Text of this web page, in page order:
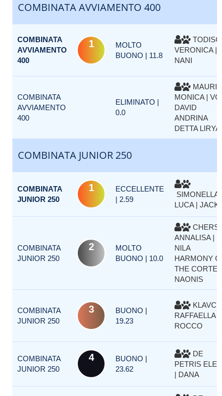
COMBINATA AVVIAMENTO 400
COMBINATA
AVVIAMENTO
400
1
MOLTO
BUONO | 11.8
VERONICA |
NANI
COMBINATA
AVVIAMENTO
400
ELIMINATO |
0.0
MAURI
MONICA |
DAVID
ANDRINA
DETTA LIRYA
COMBINATA JUNIOR 250
COMBINATA
JUNIOR 250
1
ECCELLENTE
| 2.59
SIMONELLA
LUCA | JACK
COMBINATA
JUNIOR 250
2
MOLTO
BUONO | 10.0
ANNALISA |
NILA
HARMONY
THE CORTE
NAONIS
COMBINATA
JUNIOR 250
3
BUONO |
19.23
RAFFAELLA |
ROCCO
COMBINATA
JUNIOR 250
4
BUONO |
23.62
DE
PETRIS
| DANA